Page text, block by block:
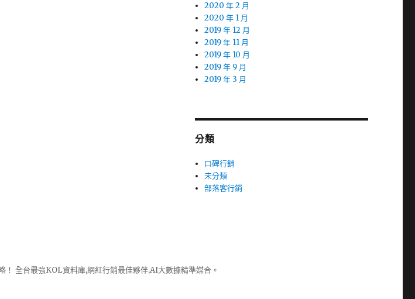
2020 年 2 月
2020 年 1 月
2019 年 12 月
2019 年 11 月
2019 年 10 月
2019 年 9 月
2019 年 3 月
分類
口碑行銷
未分類
部落客行銷
全台最強KOL資料庫,網紅行銷最佳夥伴,AI大數據精準媒合。